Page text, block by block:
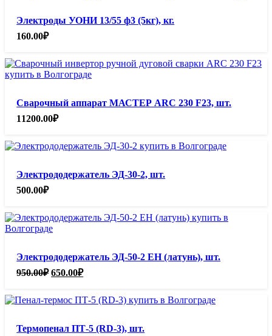
Электроды УОНИ 13/55 ф3 (5кг), кг.
160.00₽
Сварочный аппарат МАСТЕР ARC 230 F23, шт.
11200.00₽
Электрододержатель ЭД-30-2, шт.
500.00₽
Электрододержатель ЭД-50-2 ЕН (латунь), шт.
950.00₽ Первоначальная
950.00₽.
650.00₽Текущая
Термопенал ПТ-5 (RD-3), шт.